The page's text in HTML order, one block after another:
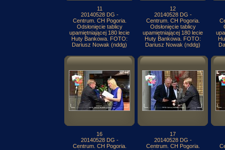
11
20140528 DG -
Centrum. CH Pogoria.
Odsłonięcie tablicy
upamiętniającej 180 lecie
Huty Bankowa. FOTO:
Dariusz Nowak (nddg)
12
20140528 DG -
Centrum. CH Pogoria.
Odsłonięcie tablicy
upamiętniającej 180 lecie
Huty Bankowa. FOTO:
Dariusz Nowak (nddg)
16
20140528 DG -
Centrum. CH Pogoria.
17
20140528 DG -
Centrum. CH Pogoria.